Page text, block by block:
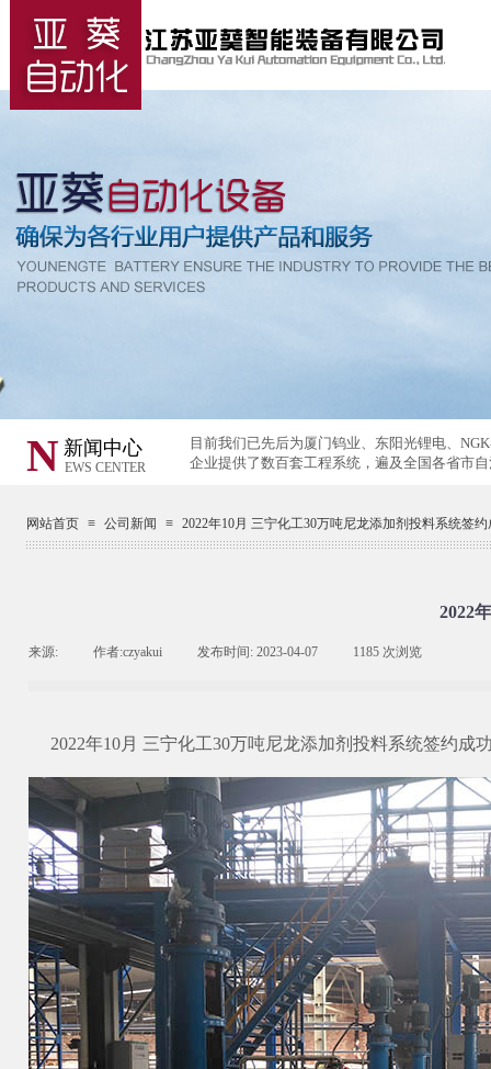
N
目前我们已先后为厦门钨业、东阳光锂电、
企业提供了数百套工程系统，遍及全国各省市
新闻中心
EWS CENTER
网站首页 ≡ 公司新闻 ≡ 2022年10月 三宁化工30万吨尼龙添加剂投料系统签约
2022
来源: 作者:czyakui 发布时间: 2023-04-07 1185 次浏览
2022年10月 三宁化工30万吨尼龙添加剂投料系统签约成